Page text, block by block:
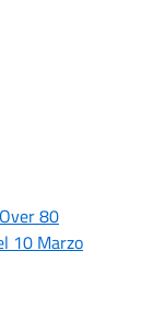
80
10 Marzo